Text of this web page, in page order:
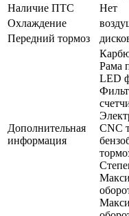
Наличие ПТС
Нет
Охлаждение
Передний тормоз
Дополнительная
информация
Рама
LED
СNC